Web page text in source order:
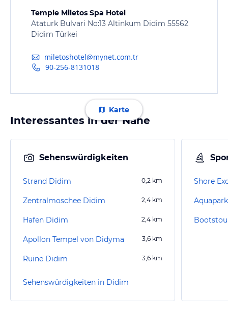
Temple Miletos Spa Hotel
Ataturk Bulvari No:13 Altinkum Didim 55562
Didim Türkei
miletoshotel@mynet.com.tr
90-256-8131018
Karte
Interessantes in der Nähe
Sehenswürdigkeiten
Strand Didim 0,2 km
Zentralmoschee Didim 2,4 km
Hafen Didim 2,4 km
Apollon Tempel von Didyma 3,6 km
Ruine Didim 3,6 km
Sehenswürdigkeiten in Didim
Shore